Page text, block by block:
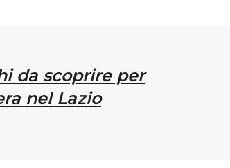
da scoprire per
nel Lazio